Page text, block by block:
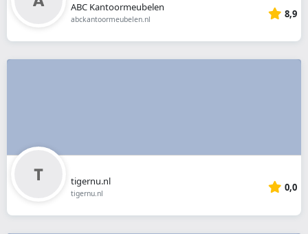
ABC Kantoormeubelen
abckantoormeubelen.nl 8,9
tigernu.nl
tigernu.nl 0,0